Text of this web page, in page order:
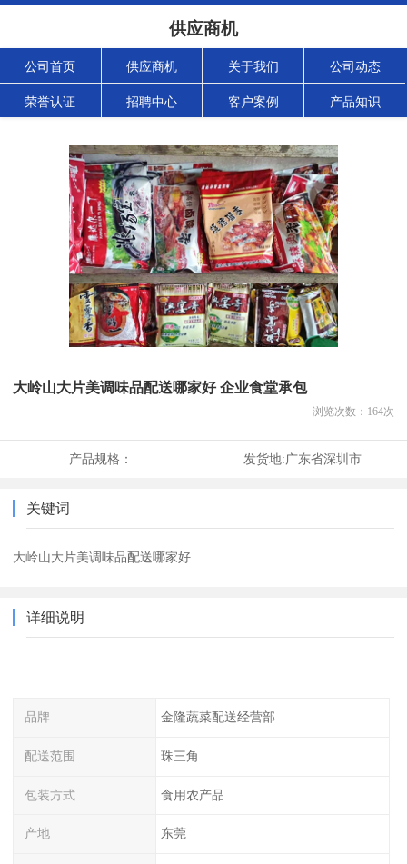
供应商机
公司首页 供应商机 关于我们 公司动态
荣誉认证 招聘中心 客户案例 产品知识
大岭山大片美调味品配送哪家好 企业食堂承包
浏览次数： 164次
产品规格： 发货地:广东省深圳市
关键词
大岭山大片美调味品配送哪家好
详细说明
品牌 金隆蔬菜配送经营部
配送范围 珠三角
包装方式 食用农产品
产地 东莞